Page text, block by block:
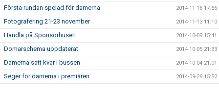
Första rundan spelad för damerna 2014-11-16 17:56
Fotografering 21-23 november 2014-11-13 11:10
Handla på Sponsorhuset! 2014-10-09 15:41
Domarschema uppdaterat 2014-10-05 21:33
Damerna satt kvar i bussen 2014-10-04 21:01
Seger för damerna i premiären 2014-09-29 15:52